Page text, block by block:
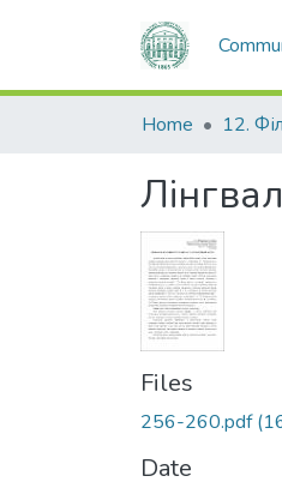
Home
Files
256-260.pdf
Date